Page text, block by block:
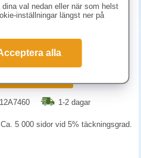
kr (inkl. moms)
12A7460 1-2 dagar
5 000 sidor vid 5% täckningsgrad.
val nedan eller när som helst
inställningar längst ner på
alla